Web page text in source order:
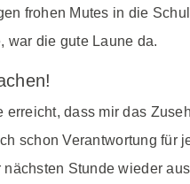
frohen Mutes in die
war die gute Laune da.
dass mir das
schon Verantwortung
Stunde wieder